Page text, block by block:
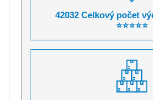
42032 Celkový počet
⭐⭐⭐⭐⭐